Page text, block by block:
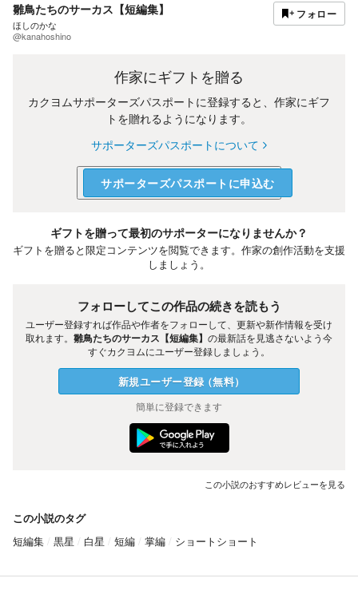
雛鳥たちのサーカス【短編集】
ほしのかな
@kanahoshino
フォロー
作家にギフトを贈る
カクヨムサポーターズパスポートに登録すると、作家にギフ
トを贈れるようになります。
サポーターズパスポートについて
サポーターズパスポートに申込む
ギフトを贈って最初のサポーターになりませんか？
ギフトを贈ると限定コンテンツを閲覧できます。作家の創作活動を支援
しましょう。
フォローしてこの作品の続きを読もう
ユーザー登録すれば作品や作者をフォローして、更新や新作情報を受け
取れます。 雛鳥たちのサーカス【短編集】 の最新話を見逃さないよう今
すぐカクヨムにユーザー登録しましょう。
新規ユーザー登録（無料）
簡単に登録できます
この小説のおすすめレビューを見る
この小説のタグ
短編集
黒星 白星 短編 掌編 ショートショート